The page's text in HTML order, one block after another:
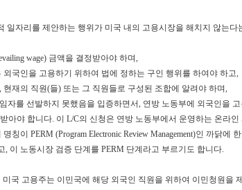
자리를 제안하는 행위가 미국 내의 고용시장을 해치지 않는다
wage) 금액을 결정받아야 하며,
국인을 고용하기 위하여 법에 정하는 구인 행위를 하여야 하고,
재의 직원(들) 또는 그 직원들로 구성된 조합에 알려야 하며,
자를 선발하지 못했음을 입증하면서, 연방 노동부에 외국인을
아야 합니다. 이 L/C의 신청은 연방 노동부에서 운영하는 온라인
이 PERM (Program Electronic Review Management)인 까닭에
이 노동시장 검증 단계를 PERM 단계라고 부르기도 합니다.
국 고용주는 이민국에 해당 외국인 직원을 위하여 이민청원을